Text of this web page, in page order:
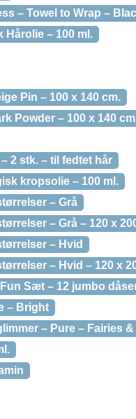
– Towel to Wrap –
– 100 ml.
Pin – 100 x 140 cm.
Powder – 100 x 140
2 stk. – til fedtet hår
kropsolie – 100 ml.
– Grå
– Grå – 120 x
– Hvid
– Hvid – 120 x
Sæt – 12 jumbo
– Bright
– Pure – Fairies